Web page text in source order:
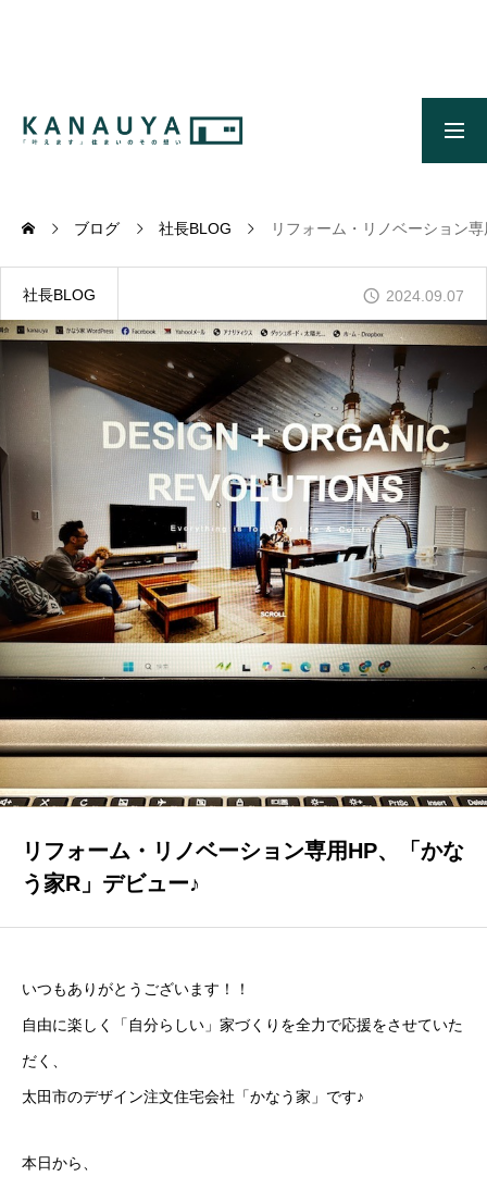
施工事例
ONLINE MODEL HOUSE
オンライン展示場
WORKS
GALLERY
かなう家が設計施工した住まいの写真
COMPANY
株式会社かなう家の紹介
STAFF
スタッフ紹介
BLOG
「本日も絶好調さまです！』代表・窪田 純一のブログ
CONTACT
お問い合わせ
ブログ 社長BLOG リフォーム・リノベーション
社長BLOG 2024.09.07
リフォーム・リノベーション専用HP、「かな
う家R」デビュー♪
いつもありがとうございます！！
自由に楽しく「自分らしい」家づくりを全力で応援をさせていた
だく、
太田市のデザイン注文住宅会社「かなう家」です♪
本日から、